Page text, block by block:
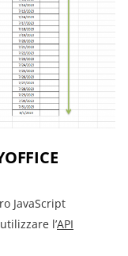
JavaScript
l’API